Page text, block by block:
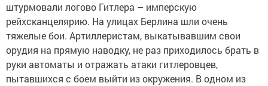
штурмовали логово Гитлера – имперскую
рейхсканцелярию. На улицах Берлина шли очень
тяжелые бои. Артиллеристам, выкатывавшим свои
орудия на прямую наводку, не раз приходилось брать в
руки автоматы и отражать атаки гитлеровцев,
пытавшихся с боем выйти из окружения. В одном из